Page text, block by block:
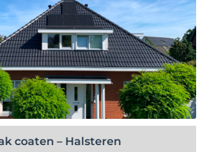
Bekijk project
coaten – Halsteren